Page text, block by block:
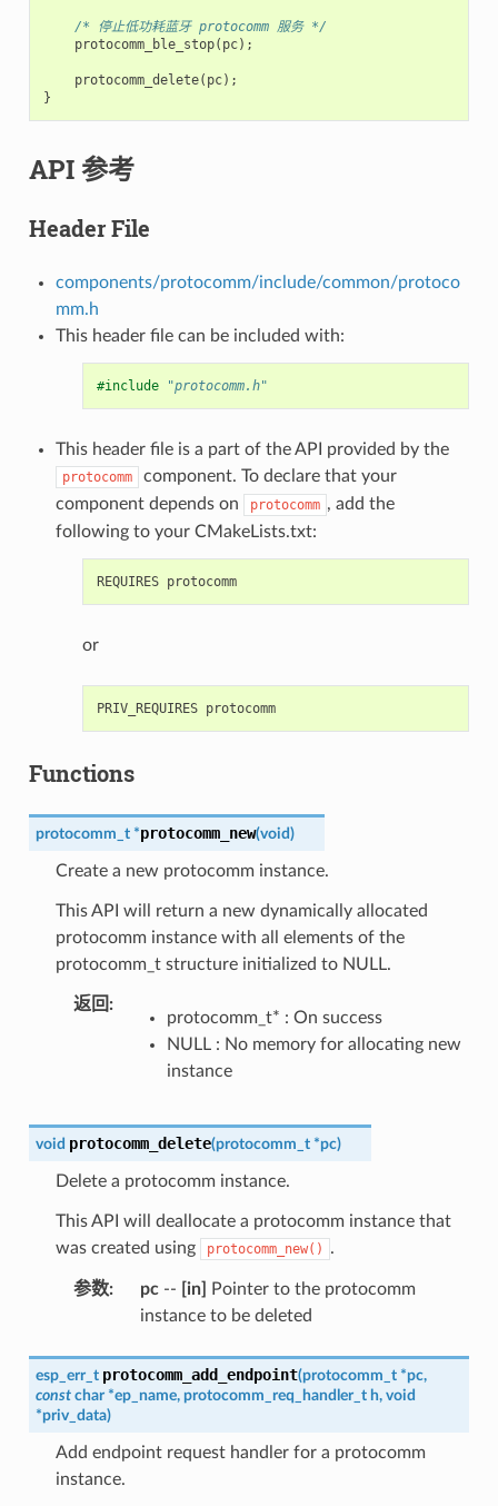
/* 停止低功耗蓝牙 protocomm 服务 */
protocomm_ble_stop( pc);
protocomm_delete( pc);
}
API 参考
Header File
components/protocomm/include/common/protoco
mm.h
This header file can be included with:
#include "protocomm.h"
This header file is a part of the API provided by the
protocomm
component. To declare that your
component depends on
protocomm , add the
following to your CMakeLists.txt:
REQUIRES protocomm
or
PRIV_REQUIRES protocomm
Functions
protocomm_t *protocomm_new(void)
Create a new protocomm instance.
This API will return a new dynamically allocated
protocomm instance with all elements of the
protocomm_t structure initialized to NULL.
返回 :
protocomm_t* : On success
NULL : No memory for allocating new
instance
void protocomm_delete(protocomm_t *pc)
Delete a protocomm instance.
This API will deallocate a protocomm instance that
was created using
protocomm_new() .
参数: pc-- [in]
Pointer to the protocomm
instance to be deleted
esp_err_t protocomm_add_endpoint(protocomm_t *pc,
const char *ep_name, protocomm_req_handler_t h, void
*priv_data)
Add endpoint request handler for a protocomm
instance.